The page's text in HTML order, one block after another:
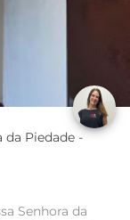
Piedade -
Senhora da